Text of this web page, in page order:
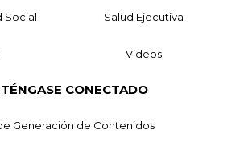
Social Salud Ejecutiva
Videos
CONECTADO
Generación de Contenidos